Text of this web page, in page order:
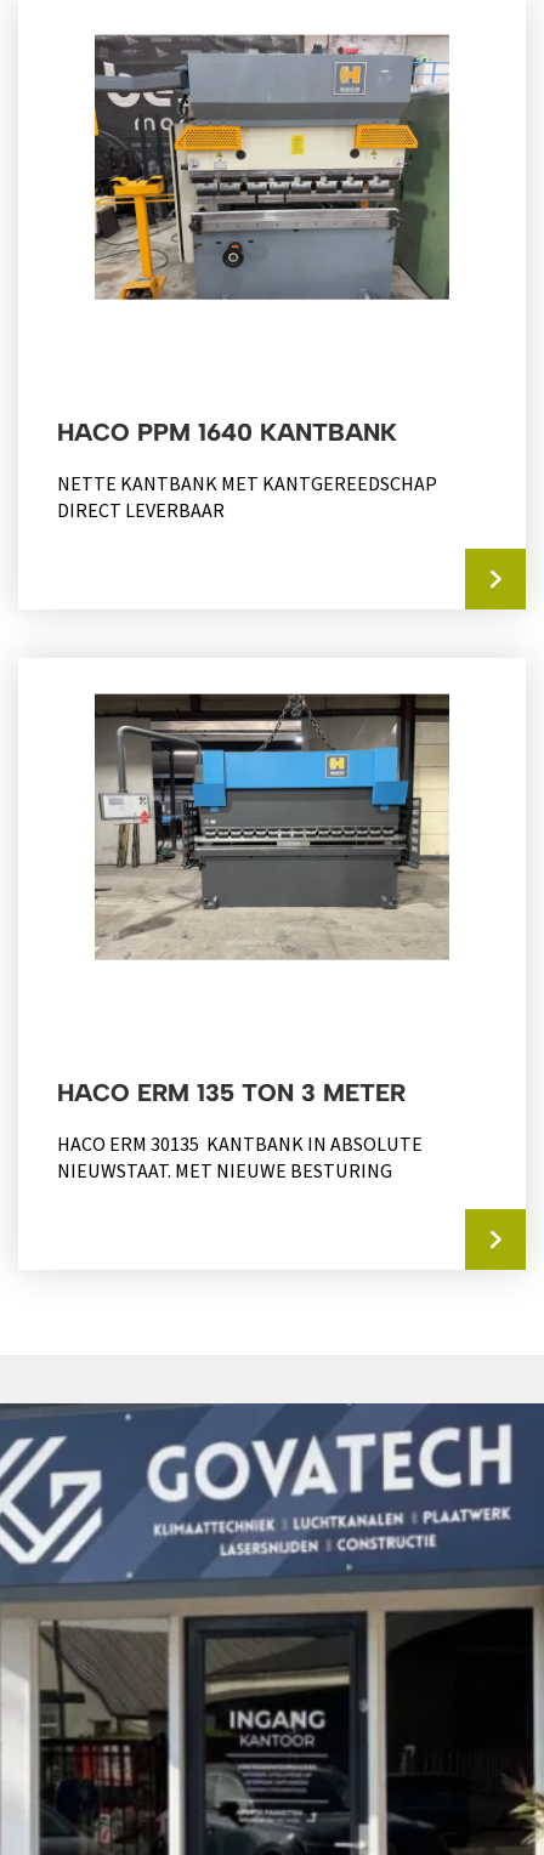
HACO PPM 1640 KANTBANK
NETTE KANTBANK MET KANTGEREEDSCHAP
DIRECT LEVERBAAR
HACO ERM 135 TON 3 METER
HACO ERM 30135 KANTBANK IN ABSOLUTE
NIEUWSTAAT. MET NIEUWE BESTURING